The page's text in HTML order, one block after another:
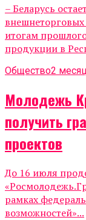
– Беларусь
итогам
продукции в
Общество2
Молодежь
получить
проектов
До 16 июля
рамках
возможностей»...